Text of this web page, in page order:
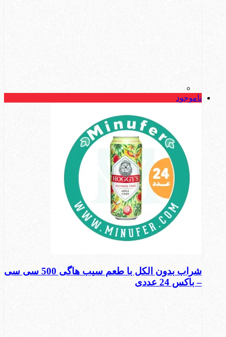
ناموجود
شراب بدون الکل با طعم سیب هاگی 500 سی سی
– باکس 24 عددی